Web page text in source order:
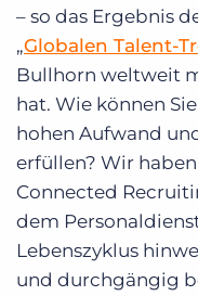
– so das Ergebnis
„Globalen Talent-
Bullhorn weltweit
hat. Wie können
hohen Aufwand
erfüllen? Wir
Connected
dem
Lebenszyklus
und durchgängig